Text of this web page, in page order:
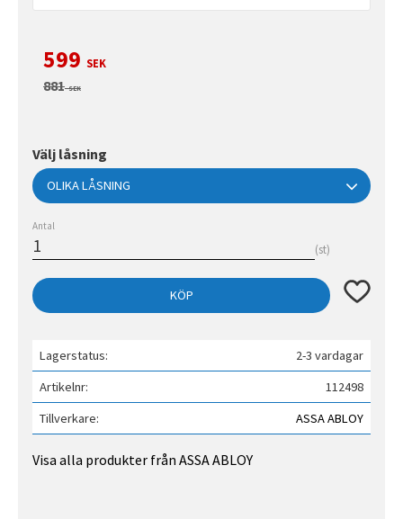
Nedsatt pris:
599 SEK
Ordinarie pris:
881SEK
Välj låsning
Antal
st
KÖP Lägg till
Lagerstatus
2-3 vardagar
Artikelnr
112498
Tillverkare
ASSA ABLOY
Visa alla produkter från ASSA ABLOY